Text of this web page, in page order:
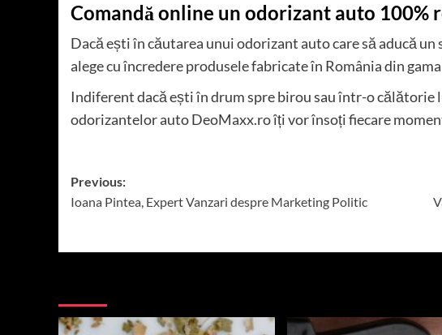
Comandă online un odorizant auto 100%
Dacă ești în căutarea unui odorizant auto care să aducă
alege cu încredere produsele fabricate în România din
Indiferent dacă ești în drum spre birou sau într-o
odorizantelor auto DeoMaxx.ro îți vor însoți fiecare
Post
navigation
Previous:
Ioana Pintea, Expert Vanzari despre Marketing Politic